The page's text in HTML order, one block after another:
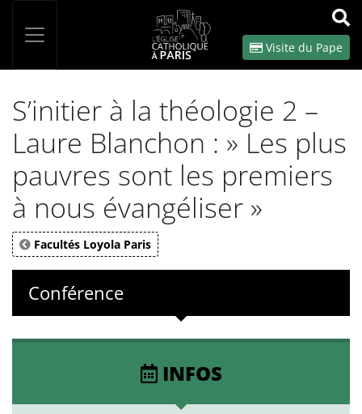
OK
Visite du Pape
S’initier à la théologie 2 –
Laure Blanchon : » Les plus
pauvres sont les premiers
à nous évangéliser »
Facultés Loyola Paris
Conférence
INFOS
Panneau de gestion des cookies